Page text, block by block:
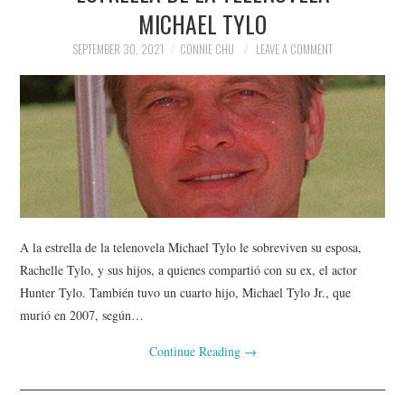
MICHAEL TYLO
SEPTEMBER 30, 2021 CONNIE CHU LEAVE A COMMENT
A la estrella de la telenovela Michael Tylo le sobreviven su esposa,
Rachelle Tylo, y sus hijos, a quienes compartió con su ex, el actor
Hunter Tylo. También tuvo un cuarto hijo, Michael Tylo Jr., que
murió en 2007, según…
Continue Reading →